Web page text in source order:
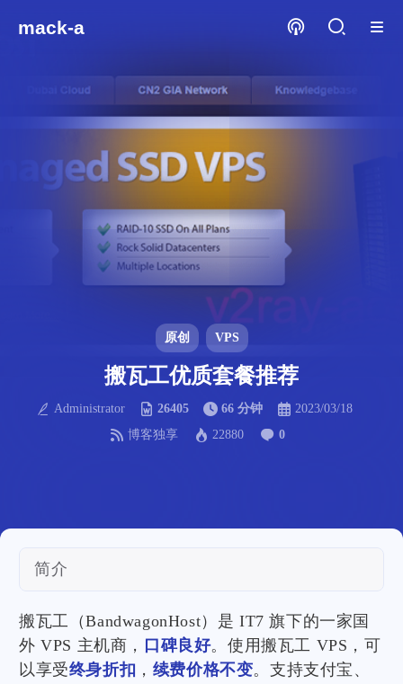
mack-a
原创 VPS
搬瓦工优质套餐推荐
Administrator 26405 66 分钟
2023/03/18
博客独享
22880 0
简介
搬瓦工（BandwagonHost）是 IT7 旗下的一家国
外 VPS 主机商，
口碑良好。使用搬瓦工 VPS，可
以享受终身折扣 ， 续费价格不变。支持支付宝、